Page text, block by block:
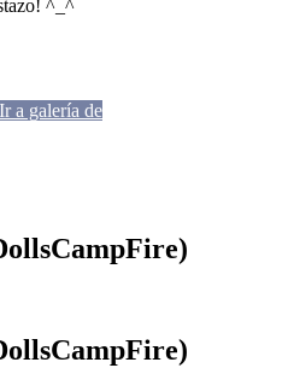
^_^
Ir a galería de